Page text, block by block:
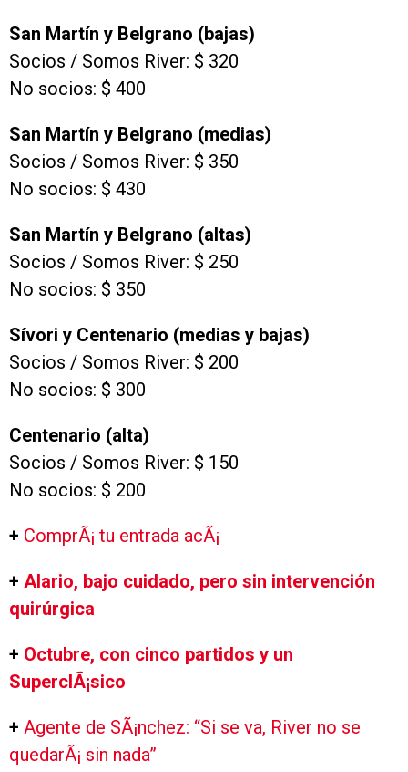
San Martín y Belgrano (bajas)
Socios / Somos River: $ 320
No socios: $ 400
San Martín y Belgrano (medias)
Socios / Somos River: $ 350
No socios: $ 430
San Martín y Belgrano (altas)
Socios / Somos River: $ 250
No socios: $ 350
Sívori y Centenario (medias y bajas)
Socios / Somos River: $ 200
No socios: $ 300
Centenario (alta)
Socios / Somos River: $ 150
No socios: $ 200
+ ComprÃ¡ tu entrada acÃ¡
+ Alario, bajo cuidado, pero sin intervención
quirúrgica
+ Octubre, con cinco partidos y un
SuperclÃ¡sico
+ Agente de SÃ¡nchez: “Si se va, River no se
quedarÃ¡ sin nada”